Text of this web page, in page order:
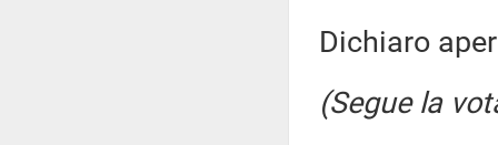
Dichiaro
(Segue la